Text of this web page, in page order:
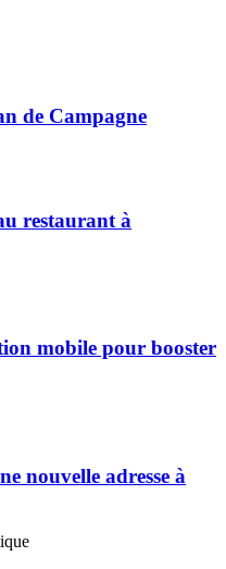
de Campagne
restaurant à
mobile pour booster
nouvelle adresse à